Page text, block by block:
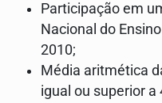
Participação em
Nacional do
2010;
Média aritmética
igual ou superior a